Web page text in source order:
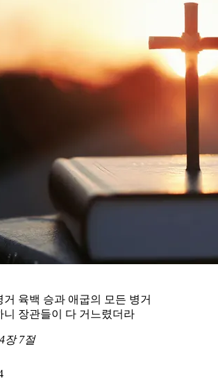
거 육백 승과 애굽의 모든 병거
니 장관들이 다 거느렸더라
장 7절